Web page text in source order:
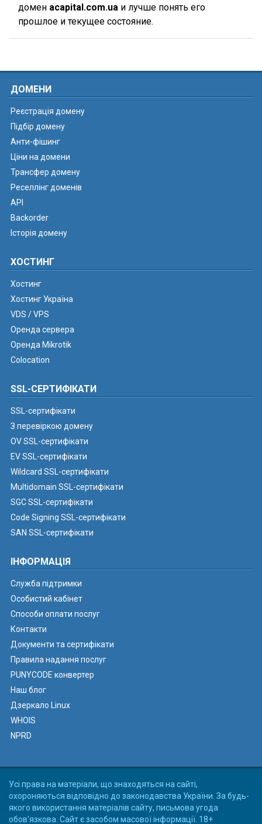
домен acapital.com.ua и лучше понять его
прошлое и текущее состояние.
ДОМЕНИ
Реєстрація домену
Підбір домену
Анти-фішинг
Ціни на домени
Трансфер домену
Реселлінг доменів
API
Backorder
Історія домену
ХОСТИНГ
Хостинг
Хостинг Україна
VDS / VPS
Оренда сервера
Оренда Mikrotik
Colocation
SSL-СЕРТИФІКАТИ
SSL-сертифікати
З перевіркою домену
OV SSL-сертифікати
EV SSL-сертифікати
Wildcard SSL-сертифікати
Multidomain SSL-сертифікати
SGC SSL-сертифікати
Code Signing SSL-сертифікати
SAN SSL-сертифікати
ІНФОРМАЦІЯ
Служба підтримки
Особистий кабінет
Способи оплати послуг
Контакти
Документи та сертифікати
Правила надання послуг
PUNYCODE конвертер
Наш блог
Дзеркало Linux
WHOIS
NPRD
Усі права на матеріали, що знаходяться на сайті,
охороняються відповідно до законодавства України. За будь-
якого використання матеріалів сайту, письмова угода
обов'язкова. Сайт є засобом масової інформації. 18+